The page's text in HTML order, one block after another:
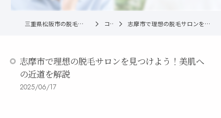
三重県松阪市の脱毛ならメンズ脱毛ZERO松阪店 コラム 志摩市で理想の脱毛サロンを見つけよう！美肌への近道を解説
志摩市で理想の脱毛サロンを見つけよう！美肌へ
の近道を解説
2025/06/17